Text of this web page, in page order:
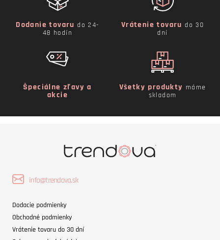
Dodanie tovaru do 24-
48 hodín
Vrátenie tovaru do 30
dní
Špeciálne zľavy a
akcie
Všetky produkty máme
skladom
info@trendova.sk
Dodacie podmienky
Obchodné podmienky
Vrátenie tovaru do 30 dní